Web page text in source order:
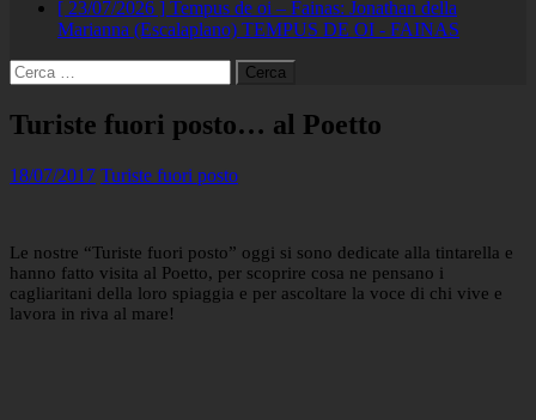
[ 23/07/2026 ] Tempus de oi – Fainas: Jonathan della
Marianna (Escalaplano) TEMPUS DE OI - FAINAS
Ricerca
per:
Turiste fuori posto… al Poetto
18/07/2017 Turiste fuori posto
Le nostre “Turiste fuori posto” oggi si sono dedicate alla tintarella e
hanno fatto visita al Poetto, per scoprire cosa ne pensano i
cagliaritani della loro spiaggia e per ascoltare la voce di chi vive e
lavora in riva al mare!